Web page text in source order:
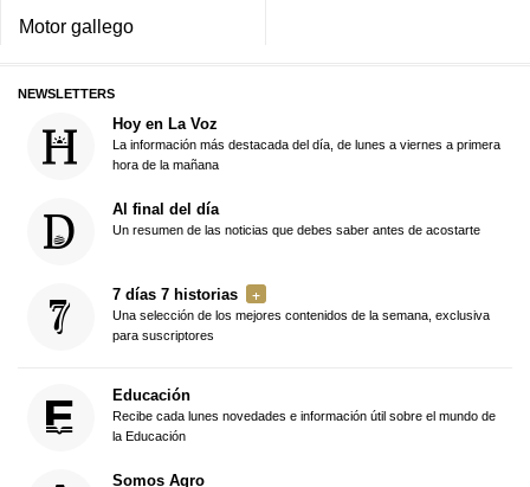
Motor gallego
NEWSLETTERS
Hoy en La Voz
La información más destacada del día, de lunes a viernes a primera
hora de la mañana
Al final del día
Un resumen de las noticias que debes saber antes de acostarte
7 días 7 historias
Una selección de los mejores contenidos de la semana, exclusiva
para suscriptores
Educación
Recibe cada lunes novedades e información útil sobre el mundo de
la Educación
Somos Agro